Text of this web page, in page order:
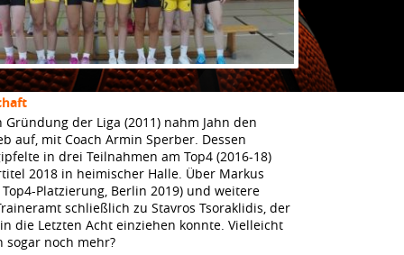
Gründung der Liga (2011) nahm Jahn den
auf, mit Coach Armin Sperber. Dessen
in drei Teilnahmen am Top4 (2016-18)
2018 in heimischer Halle. Über Markus
Platzierung, Berlin 2019) und weitere
schließlich zu Stavros Tsoraklidis, der
die Letzten Acht einziehen konnte. Vielleicht
sogar noch mehr?